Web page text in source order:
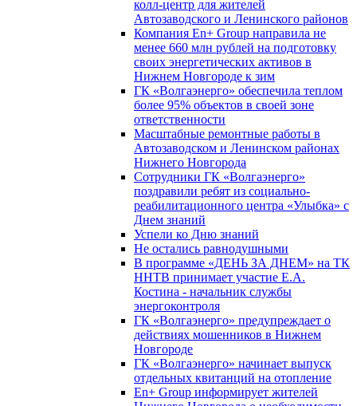
колл-центр для жителей
Автозаводского и Ленинского районов
Компания En+ Group направила не
менее 660 млн рублей на подготовку
своих энергетических активов в
Нижнем Новгороде к зим
ГК «Волгаэнерго» обеспечила теплом
более 95% объектов в своей зоне
ответственности
Масштабные ремонтные работы в
Автозаводском и Ленинском районах
Нижнего Новгорода
Сотрудники ГК «Волгаэнерго»
поздравили ребят из социально-
реабилитационного центра «Улыбка» с
Днем знаний
Успели ко Дню знаний
Не остались равнодушными
В программе «ДЕНЬ ЗА ДНЕМ» на ТК
ННТВ принимает участие Е.А.
Костина - начальник службы
энергоконтроля
ГК «Волгаэнерго» предупреждает о
действиях мошенников в Нижнем
Новгороде
ГК «Волгаэнерго» начинает выпуск
отдельных квитанций на отопление
En+ Group информирует жителей